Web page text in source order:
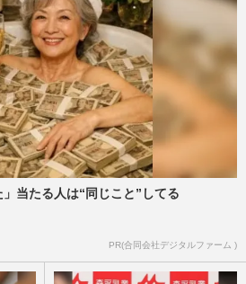
」当たる人は“同じこと”してる
PR(合同会社デジタルファーム )